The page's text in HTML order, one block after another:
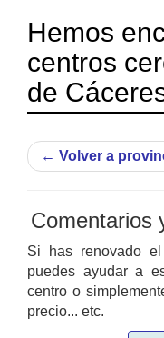
Hemos
centros
de
← Volver a
Comentarios
Si has renovado
puedes ayudar a
centro o
precio... etc.